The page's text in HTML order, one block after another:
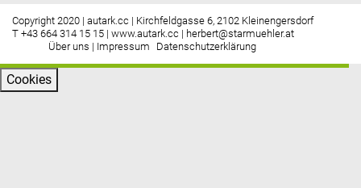
Copyright 2020 | autark.cc | Kirchfeldgasse 6, 2102 Kleinengersdorf
T +43 664 314 15 15 | www.autark.cc | herbert@starmuehler.at
Über uns | Impressum Datenschutzerklärung
Cookies